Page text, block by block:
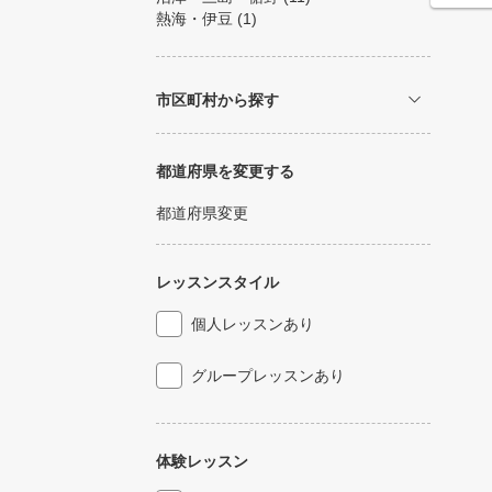
熱海・伊豆 (1)
市区町村から探す
都道府県を変更する
都道府県変更
レッスンスタイル
個人レッスンあり
グループレッスンあり
体験レッスン